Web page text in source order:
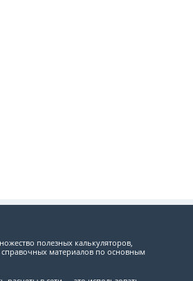
полезных калькуляторов,
справочных материалов по основным